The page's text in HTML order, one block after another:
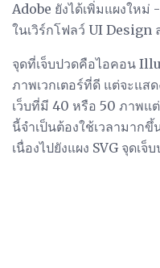
Adobe ยังได้เพิ่มแผงให
ในเวิร์กโฟลว์ UI Design
จุดที่เจ็บปวดคือไอคอน
ภาพเวกเตอร์ที่ดี แต่จะแส
เว็บที่มี 40 หรือ 50 ภาพแ
นี้จำเป็นต้องใช้เวลามาก
เนื่องไปยังแผง SVG จุดเจ็